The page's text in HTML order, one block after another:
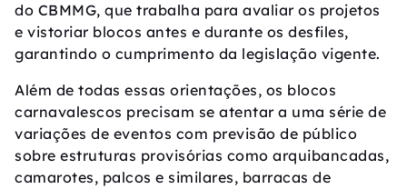
do CBMMG, que trabalha para avaliar os projetos
e vistoriar blocos antes e durante os desfiles,
garantindo o cumprimento da legislação vigente.
Além de todas essas orientações, os blocos
carnavalescos precisam se atentar a uma série de
variações de eventos com previsão de público
sobre estruturas provisórias como arquibancadas,
camarotes, palcos e similares, barracas de